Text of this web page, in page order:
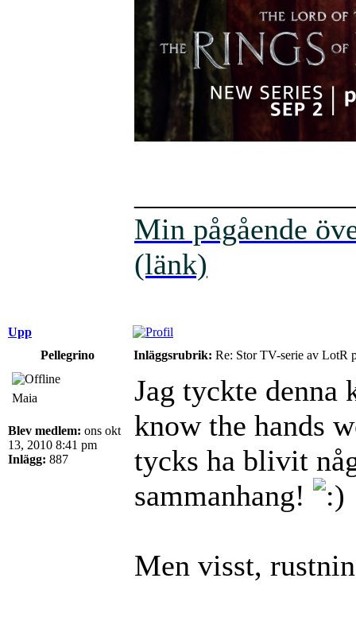
Min pågående
(länk)
Upp
Pellegrino
Inläggsrubrik: Re: Stor TV-serie av LotR
Maia
Blev medlem: ons okt
13, 2010 8:41 pm
Inlägg: 887
Jag tyckte denna
know the hands
tycks ha blivit
sammanhang!
Men visst,